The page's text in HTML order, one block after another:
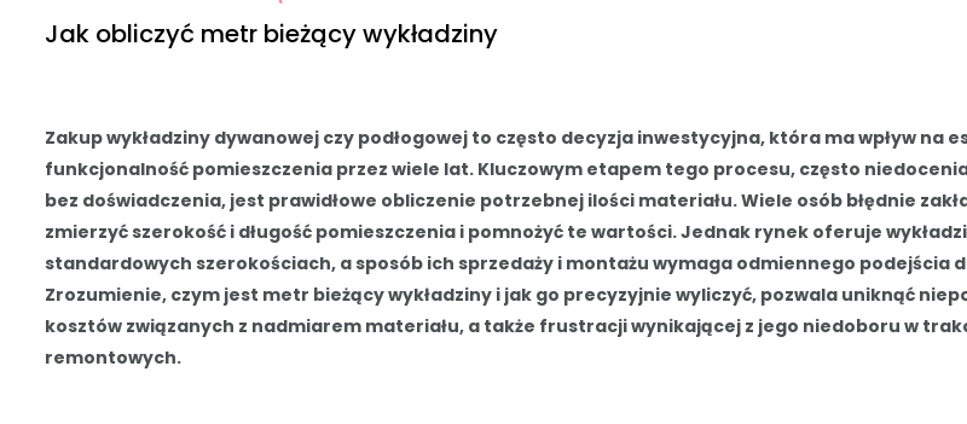
Jak obliczyć metr bieżący wykładziny
Zakup wykładziny dywanowej czy podłogowej to często decyzja inwestycyjna, która ma wpływ na
funkcjonalność pomieszczenia przez wiele lat. Kluczowym etapem tego procesu, często
bez doświadczenia, jest prawidłowe obliczenie potrzebnej ilości materiału. Wiele osób błędnie
zmierzyć szerokość i długość pomieszczenia i pomnożyć te wartości. Jednak rynek oferuje
standardowych szerokościach, a sposób ich sprzedaży i montażu wymaga odmiennego podejścia
Zrozumienie, czym jest metr bieżący wykładziny i jak go precyzyjnie wyliczyć, pozwala uniknąć
kosztów związanych z nadmiarem materiału, a także frustracji wynikającej z jego niedoboru w
remontowych.